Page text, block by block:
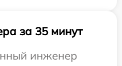
за 35 минут
инженер